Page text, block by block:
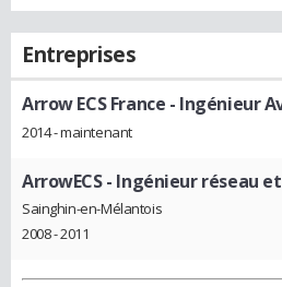
Entreprises
Arrow ECS France - Ingénieur
2014 - maintenant
ArrowECS- Ingénieur réseau
Sainghin-en-Mélantois
2008 - 2011